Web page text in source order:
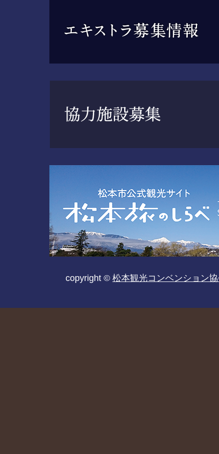
copyright © 松本観光コンベンション